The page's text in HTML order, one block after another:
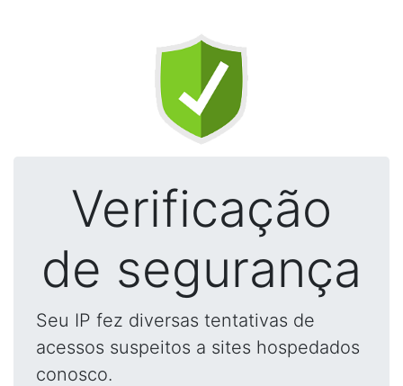
Verificação
de segurança
Seu IP fez diversas tentativas de
acessos suspeitos a sites hospedados
conosco.